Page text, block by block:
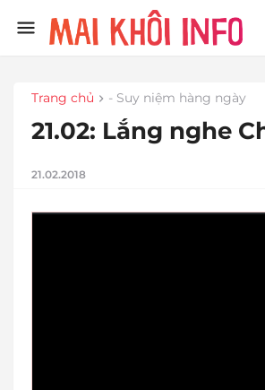
Trang chủ - Suy niệm hàng ngày
21.02: Lắng nghe
21.02.2018